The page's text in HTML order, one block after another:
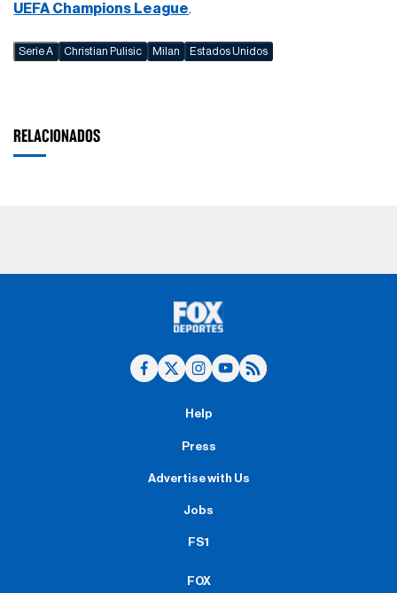
UEFA Champions League.
Serie A Christian Pulisic Milan Estados Unidos
RELACIONADOS
Help
Press
Advertise with Us
Jobs
FS1
FOX